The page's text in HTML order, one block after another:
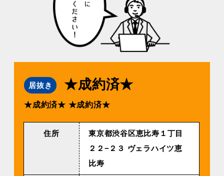
居抜き ★成約済★
★成約済★ ★成約済★
住所
東京都渋谷区恵比寿１丁目
２２−２３ ヴェラハイツ恵
比寿